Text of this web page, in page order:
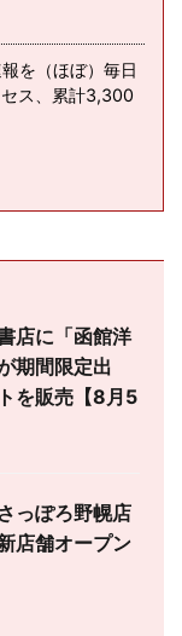
を（ほぼ）毎日
ス、累計3,300
店に「函館洋
期間限定出
を販売【8月5
っぽろ野幌店
店舗オープン